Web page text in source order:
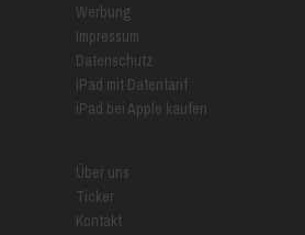
Werbung
Impressum
Datenschutz
iPad mit Datentarif
iPad bei Apple kaufen
Über uns
Ticker
Kontakt